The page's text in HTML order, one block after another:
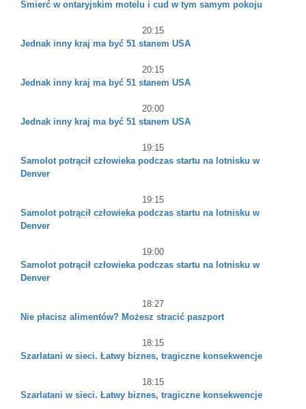
Śmierć w ontaryjskim motelu i cud w tym samym pokoju
20:15
Jednak inny kraj ma być 51 stanem USA
20:15
Jednak inny kraj ma być 51 stanem USA
20:00
Jednak inny kraj ma być 51 stanem USA
19:15
Samolot potrącił człowieka podczas startu na lotnisku w
Denver
19:15
Samolot potrącił człowieka podczas startu na lotnisku w
Denver
19:00
Samolot potrącił człowieka podczas startu na lotnisku w
Denver
18:27
Nie płacisz alimentów? Możesz stracić paszport
18:15
Szarlatani w sieci. Łatwy biznes, tragiczne konsekwencje
18:15
Szarlatani w sieci. Łatwy biznes, tragiczne konsekwencje